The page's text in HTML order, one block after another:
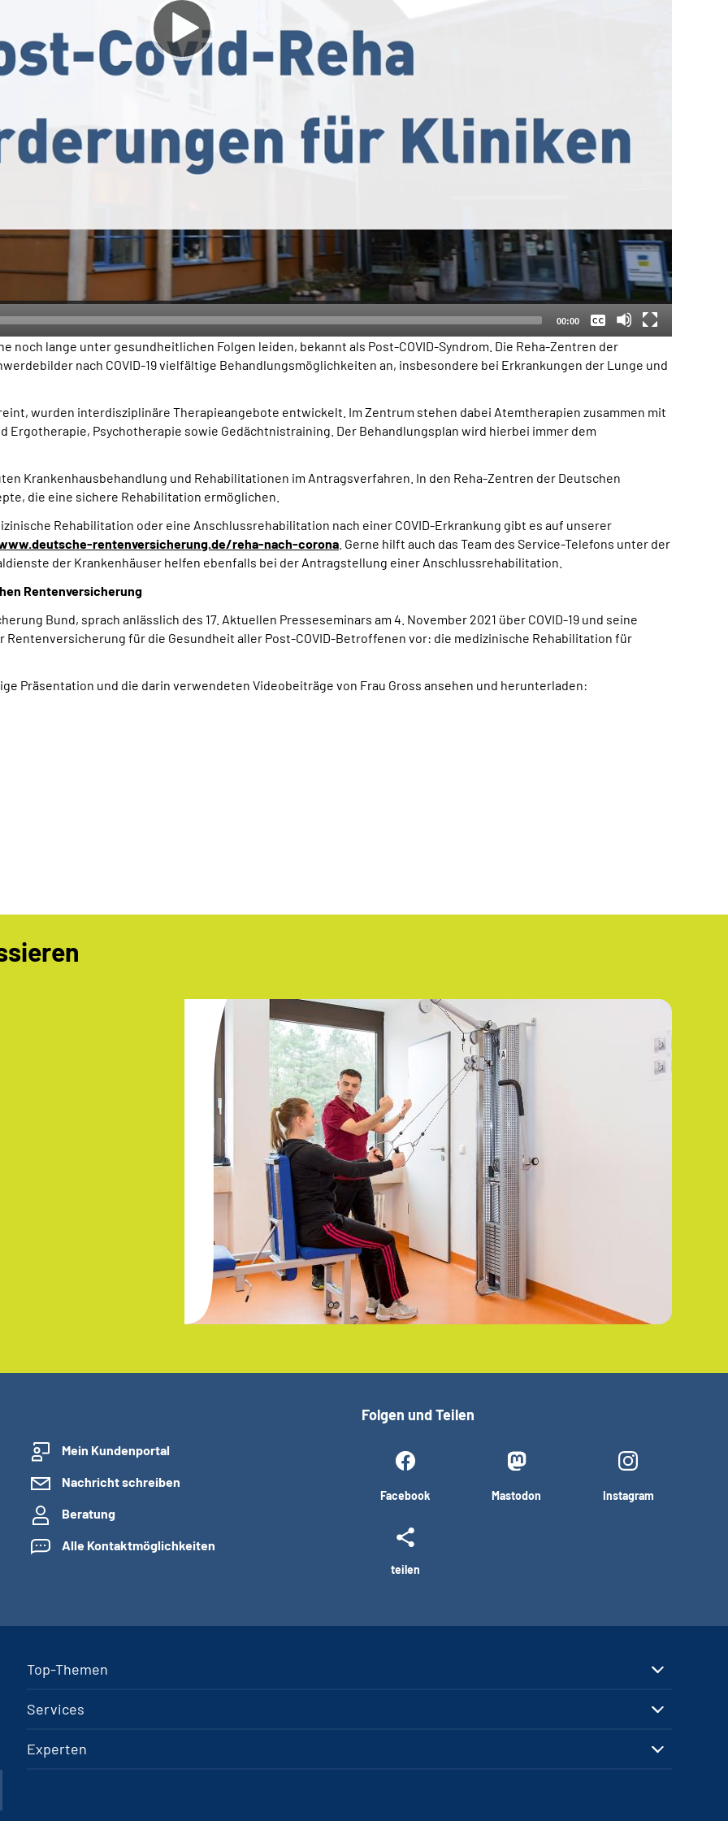
00:00
Deutsch
noch lange unter gesundheitlichen Folgen leiden, bekannt als Post-COVID-Syndrom. Die Reha-Zentren der
nach COVID-19 vielfältige Behandlungsmöglichkeiten an, insbesondere bei Erkrankungen der Lunge und
wurden interdisziplinäre Therapieangebote entwickelt. Im Zentrum stehen dabei Atemtherapien zusammen mit
Psychotherapie sowie Gedächtnistraining. Der Behandlungsplan wird hierbei immer dem
Krankenhausbehandlung und Rehabilitationen im Antragsverfahren. In den Reha-Zentren der Deutschen
die eine sichere Rehabilitation ermöglichen.
Rehabilitation oder eine Anschlussrehabilitation nach einer COVID-Erkrankung gibt es auf unserer
rentenversicherung.de/reha-nach-corona . Gerne hilft auch das Team des Service-Telefons unter der
der Krankenhäuser helfen ebenfalls bei der Antragstellung einer Anschlussrehabilitation.
Rentenversicherung
Bund, sprach anlässlich des 17. Aktuellen Presseseminars am 4. November 2021 über COVID-19 und seine
Rentenversicherung für die Gesundheit aller Post-COVID-Betroffenen vor: die medizinische Rehabilitation für
Präsentation und die darin verwendeten Videobeiträge von Frau Gross ansehen und herunterladen:
Mein Kundenportal
Nachricht schreiben
Beratung
Alle Kontaktmöglichkeiten
Folgen und Teilen
Facebook Mastodon Instagram
teilen
Top-Themen
Services
Experten